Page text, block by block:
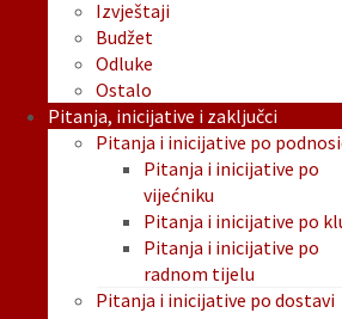
Izvještaji
Budžet
Odluke
Ostalo
Pitanja, inicijative i zaključci
Pitanja i inicijative po
Pitanja i inicijative po
vijećniku
Pitanja i inicijative po
Pitanja i inicijative po
radnom tijelu
Pitanja i inicijative po dostavi